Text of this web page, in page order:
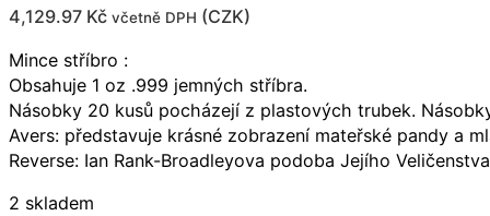
4,129.97 Kč včetně DPH (CZK)
Mince stříbro :
Obsahuje 1 oz .999 jemných stříbra.
Násobky 20 kusů pocházejí z plastových trubek.
Avers: představuje krásné zobrazení mateřské pandy a
Reverse: Ian Rank-Broadleyova podoba Jejího
2 skladem